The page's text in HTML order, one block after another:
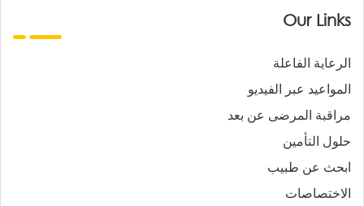
Our Links
الرعاية الفاعلة
المواعيد عبر الفيديو
مراقبة المرضى عن بعد
حلول التأمين
ابحث عن طبيب
الاختصاصات